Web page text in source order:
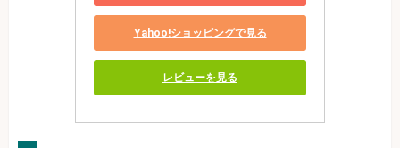
Yahoo!ショッピングで見る
レビューを見る